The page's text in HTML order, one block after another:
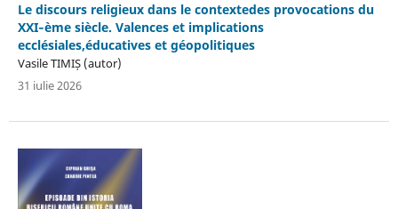
Le discours religieux dans le contextedes provocations du
XXI‐ème siècle. Valences et implications
ecclésiales,éducatives et géopolitiques
Vasile TIMIȘ (autor)
31 iulie 2026